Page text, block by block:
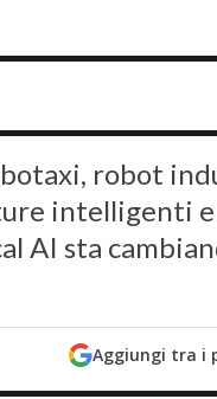
robot
intelligenti
AI sta
Aggiungi tra i